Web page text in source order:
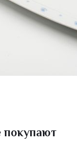
покупают